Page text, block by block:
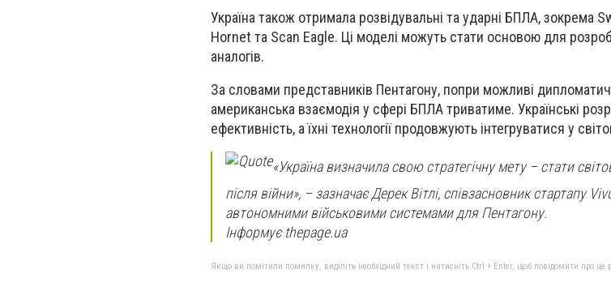
Україна також отримала розвідувальні та ударні БПЛА, зокрема
Hornet та Scan Eagle. Ці моделі можуть стати основою для
аналогів.
За словами представників Пентагону, попри можливі
американська взаємодія у сфері БПЛА триватиме. Українські
ефективність, а їхні технології продовжують інтегруватися у
«Україна визначила свою стратегічну мету – стати
після війни», – зазначає Дерек Вітлі, співзасновник стартапу
автономними військовими системами для Пентагону.
Інформує thepage.ua
Якщо ви помітили помилку, виділіть необхідний текст і натисніть Ctrl + Enter, щоб повідомити про це